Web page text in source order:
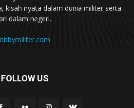
kisah nyata dalam dunia militer serta
dalam negeri.
FOLLOW US